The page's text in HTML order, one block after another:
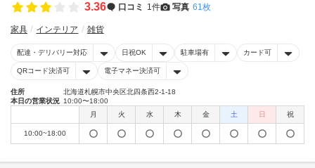
3.36 口コミ 1件 写真 61枚
家具 インテリア 雑貨
配達・デリバリー対応 日祝OK 駐車場有 カード可
QRコード決済可 電子マネー決済可
住所
北海道札幌市中央区北四条西2-1-18
本日の営業状況 10:00〜18:00
月
火 水 木 金 土 日 祝
10:00~18:00